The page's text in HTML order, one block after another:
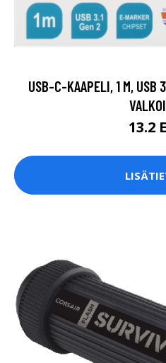
USB-C-KAAPELI, 1 M, USB
13.2